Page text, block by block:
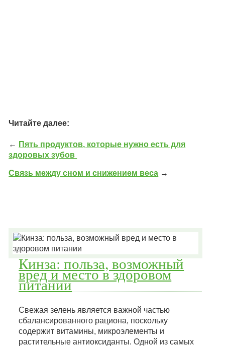
Читайте далее:
← Пять продуктов, которые нужно есть для
здоровых зубов
Связь между сном и снижением веса →
Кинза: польза, возможный
вред и место в здоровом
питании
Свежая зелень является важной частью
сбалансированного рациона, поскольку
содержит витамины, микроэлементы и
растительные антиоксиданты. Одной из самых